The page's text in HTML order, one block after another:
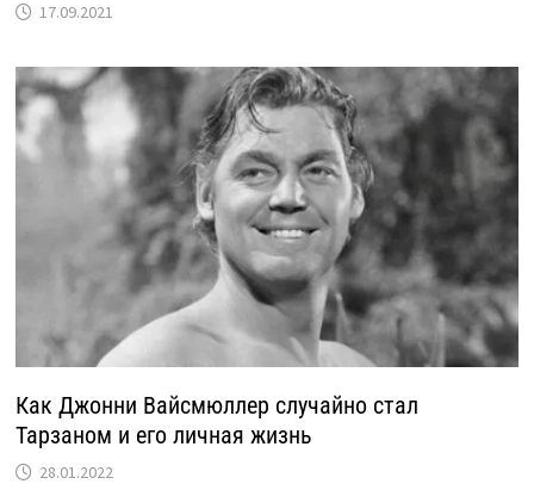
17.09.2021
Как Джонни Вайсмюллер случайно стал
Тарзаном и его личная жизнь
28.01.2022